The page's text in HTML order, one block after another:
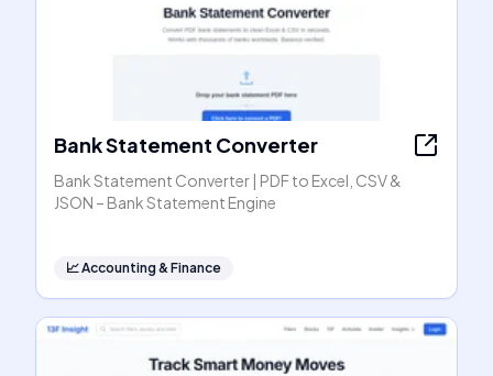
Bank Statement Converter
Bank Statement Converter | PDF to Excel, CSV &
JSON – Bank Statement Engine
📈Accounting & Finance